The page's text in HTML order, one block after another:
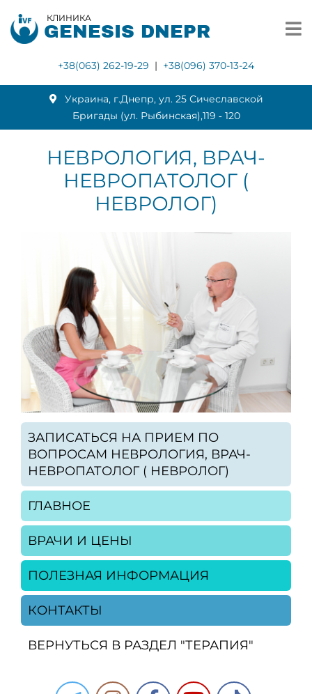
КЛИНИКА
GENESIS DNEPR
+38(063) 262-19-29 | +38(096) 370-13-24
Украина, г.Днепр, ул. 25 Сичеславской
Бригады (ул. Рыбинская),119 ‑ 120
НЕВРОЛОГИЯ, ВРАЧ-
НЕВРОПАТОЛОГ (
НЕВРОЛОГ)
ЗАПИСАТЬСЯ НА ПРИЕМ ПО
ВОПРОСАМ НЕВРОЛОГИЯ, ВРАЧ-
НЕВРОПАТОЛОГ ( НЕВРОЛОГ)
ГЛАВНОЕ
ВРАЧИ И ЦЕНЫ
ПОЛЕЗНАЯ ИНФОРМАЦИЯ
КОНТАКТЫ
ВЕРНУТЬСЯ В РАЗДЕЛ "ТЕРАПИЯ"